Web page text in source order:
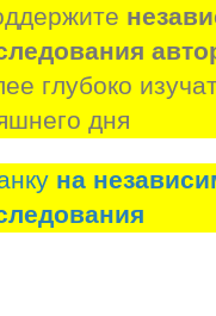
глубоко
дня
на